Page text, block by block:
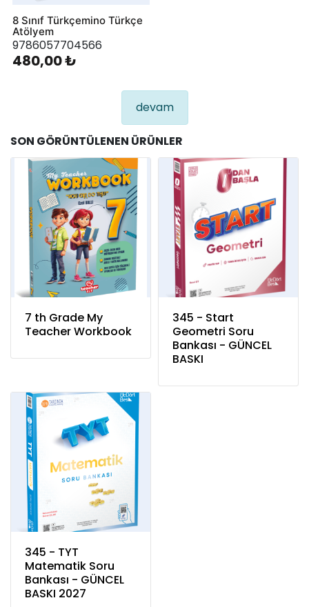
8 Sınıf Türkçemino Türkçe
Atölyem
9786057704566
480,00 ₺
devam
SON GÖRÜNTÜLENEN ÜRÜNLER
7 th Grade My
Teacher Workbook
345 - Start
Geometri Soru
Bankası - GÜNCEL
BASKI
345 - TYT
Matematik Soru
Bankası - GÜNCEL
BASKI 2027